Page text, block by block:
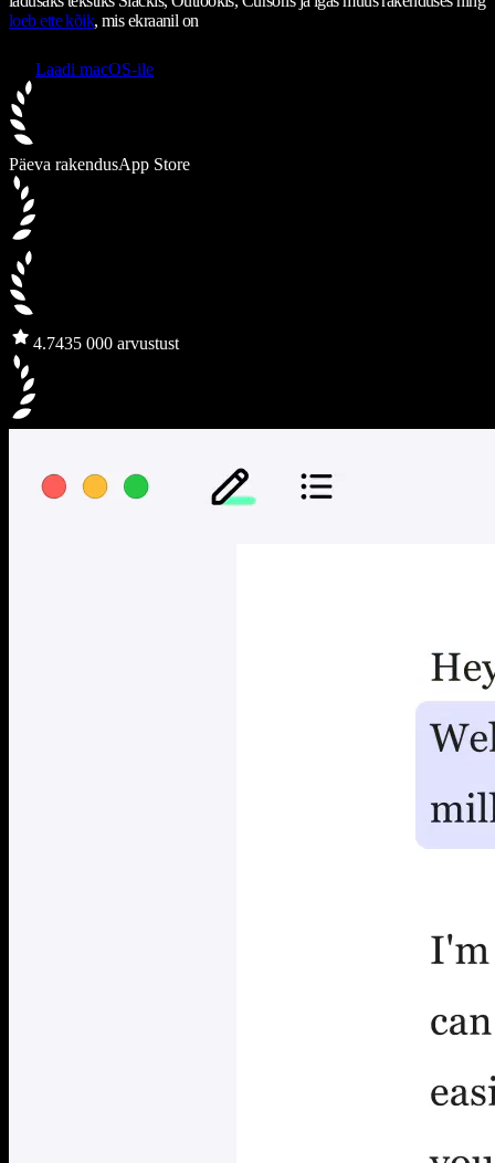
loeb ette kõik, mis ekraanil on
Laadi macOS-ile
Päeva rakendusApp Store
4.7435 000 arvustust